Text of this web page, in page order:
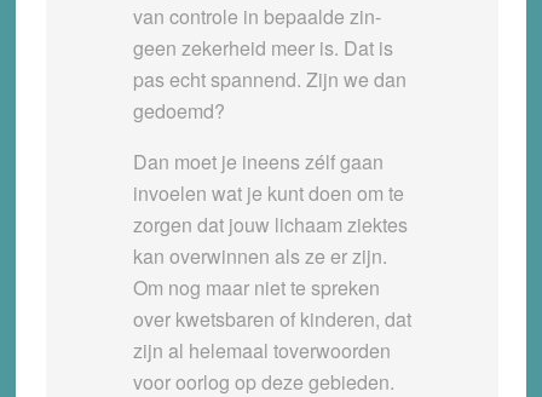
van controle in bepaalde zin-
geen zekerheid meer is. Dat is
pas echt spannend. Zijn we dan
gedoemd?
Dan moet je ineens zélf gaan
invoelen wat je kunt doen om te
zorgen dat jouw lichaam ziektes
kan overwinnen als ze er zijn.
Om nog maar niet te spreken
over kwetsbaren of kinderen, dat
zijn al helemaal toverwoorden
voor oorlog op deze gebieden.